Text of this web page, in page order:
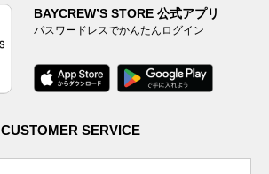
BAYCREW’S STORE 公式アプリ
パスワードレスでかんたんログイン
CUSTOMER SERVICE